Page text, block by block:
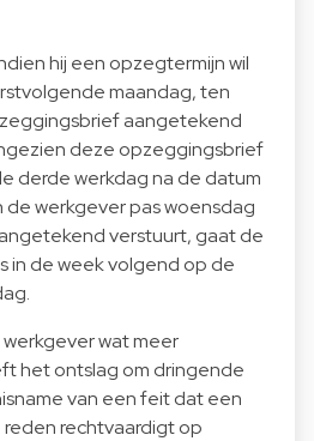
hij een opzegtermijn wil
maandag, ten
aangetekend
deze opzeggingsbrief
derde werkdag na de datum
de werkgever pas woensdag
verstuurt, gaat de
in de week volgend op de
wat meer
het ontslag om dringende
van een feit dat een
rechtvaardigt op